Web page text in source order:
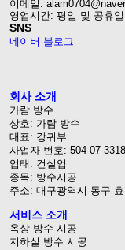
이메일:
영업시간: 평일 및 공휴
SNS
네이버 블로그
회사 소개
가람 방수
상호: 가람 방수
대표: 강귀부
사업자 번호: 504-07-3318
업태: 건설업
종목: 방수시공
주소: 대구광역시 동구
서비스 소개
옥상 방수 시공
지하실 방수 시공